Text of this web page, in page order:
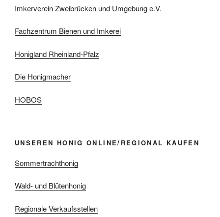
Imkerverein Zweibrücken und Umgebung e.V.
Fachzentrum Bienen und Imkerei
Honigland Rheinland-Pfalz
Die Honigmacher
HOBOS
UNSEREN HONIG ONLINE/REGIONAL KAUFEN
Sommertrachthonig
Wald- und Blütenhonig
Regionale Verkaufsstellen